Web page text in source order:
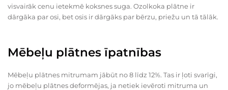
visvairāk cenu ietekmē koksnes suga. Ozolkoka plātne ir
dārgāka par osi, bet osis ir dārgāks par bērzu, priežu un tā tālāk.
Mēbeļu plātnes īpatnības
Mēbeļu plātnes mitrumam jābūt no 8 līdz 12%. Tas ir ļoti svarīgi,
jo mēbeļu plātnes deformējas, ja netiek ievēroti mitruma un